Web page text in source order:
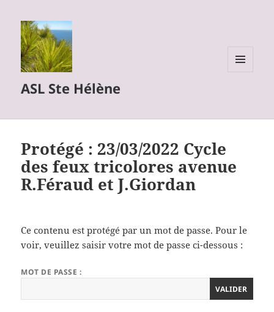
ASL Ste Hélène
Protégé : 23/03/2022 Cycle
des feux tricolores avenue
R.Féraud et J.Giordan
Ce contenu est protégé par un mot de passe. Pour le
voir, veuillez saisir votre mot de passe ci-dessous :
MOT DE PASSE :